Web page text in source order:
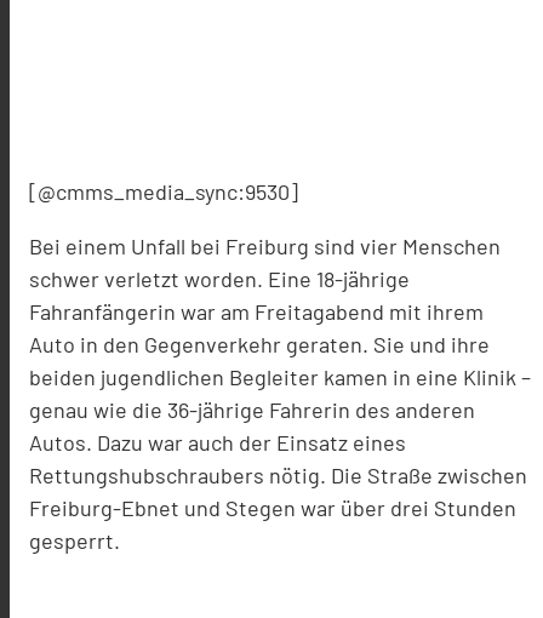
[@cmms_media_sync:9530]
Bei einem Unfall bei Freiburg sind vier Menschen
schwer verletzt worden. Eine 18-jährige
Fahranfängerin war am Freitagabend mit ihrem
Auto in den Gegenverkehr geraten. Sie und ihre
beiden jugendlichen Begleiter kamen in eine Klinik –
genau wie die 36-jährige Fahrerin des anderen
Autos. Dazu war auch der Einsatz eines
Rettungshubschraubers nötig. Die Straße zwischen
Freiburg-Ebnet und Stegen war über drei Stunden
gesperrt.